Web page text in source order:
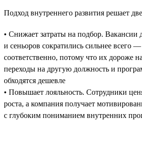
Подход внутреннего развития решает
• Снижает затраты на подбор. Вакансии
и сеньоров сократились сильнее всего
соответственно, потому что их дороже
переходы на другую должность и
обходятся дешевле
• Повышает лояльность. Сотрудники
роста, а компания получает
с глубоким пониманием внутренних